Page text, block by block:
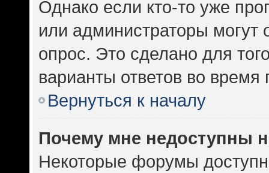
Однако если кто-то уже
или администраторы могут
опрос. Это сделано для
варианты ответов во время
Вернуться к началу
Почему мне недоступны
Некоторые форумы